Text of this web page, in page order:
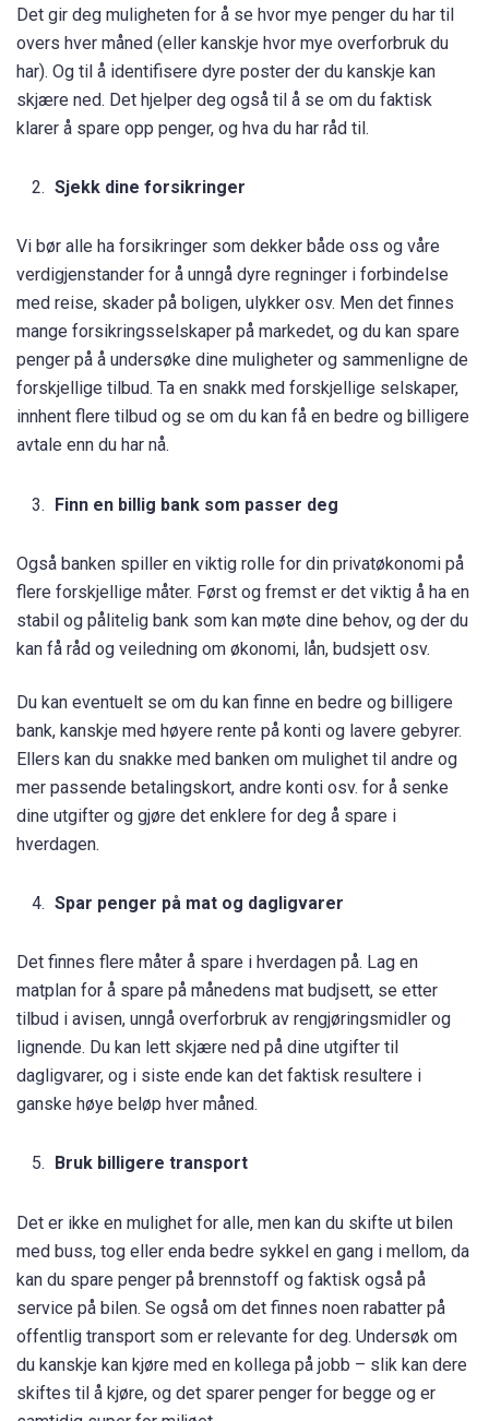
Det gir deg muligheten for å se hvor mye penger du har til
overs hver måned (eller kanskje hvor mye overforbruk du
har). Og til å identifisere dyre poster der du kanskje kan
skjære ned. Det hjelper deg også til å se om du faktisk
klarer å spare opp penger, og hva du har råd til.
Sjekk dine forsikringer
Vi bør alle ha forsikringer som dekker både oss og våre
verdigjenstander for å unngå dyre regninger i forbindelse
med reise, skader på boligen, ulykker osv. Men det finnes
mange forsikringsselskaper på markedet, og du kan spare
penger på å undersøke dine muligheter og sammenligne de
forskjellige tilbud. Ta en snakk med forskjellige selskaper,
innhent flere tilbud og se om du kan få en bedre og billigere
avtale enn du har nå.
Finn en billig bank som passer deg
Også banken spiller en viktig rolle for din privatøkonomi på
flere forskjellige måter. Først og fremst er det viktig å ha en
stabil og pålitelig bank som kan møte dine behov, og der du
kan få råd og veiledning om økonomi, lån, budsjett osv.
Du kan eventuelt se om du kan finne en bedre og billigere
bank, kanskje med høyere rente på konti og lavere gebyrer.
Ellers kan du snakke med banken om mulighet til andre og
mer passende betalingskort, andre konti osv. for å senke
dine utgifter og gjøre det enklere for deg å spare i
hverdagen.
Spar penger på mat og dagligvarer
Det finnes flere måter å spare i hverdagen på. Lag en
matplan for å spare på månedens mat budjsett, se etter
tilbud i avisen, unngå overforbruk av rengjøringsmidler og
lignende. Du kan lett skjære ned på dine utgifter til
dagligvarer, og i siste ende kan det faktisk resultere i
ganske høye beløp hver måned.
Bruk billigere transport
Det er ikke en mulighet for alle, men kan du skifte ut bilen
med buss, tog eller enda bedre sykkel en gang i mellom, da
kan du spare penger på brennstoff og faktisk også på
service på bilen. Se også om det finnes noen rabatter på
offentlig transport som er relevante for deg. Undersøk om
du kanskje kan kjøre med en kollega på jobb – slik kan dere
skiftes til å kjøre, og det sparer penger for begge og er